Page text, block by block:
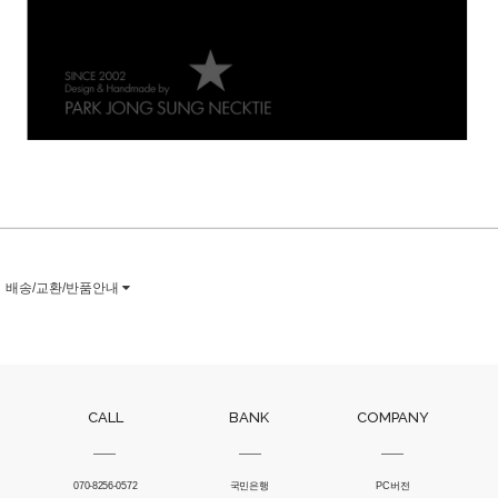
배송/교환/반품안내
CALL
070-8256-0572
BANK
국민은행
COMPANY
PC버전